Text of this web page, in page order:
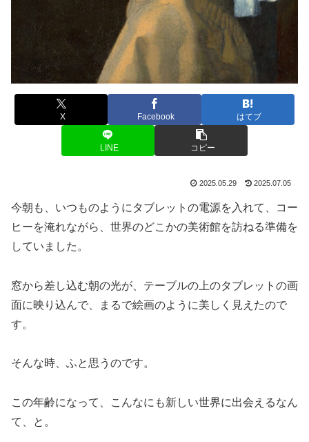
X Facebook はてブ
LINE コピー
2025.05.29 2025.07.05
今朝も、いつものようにタブレットの電源を入れて、コー
ヒーを淹れながら、世界のどこかの美術館を訪ねる準備を
していました。
窓から差し込む朝の光が、テーブルの上のタブレットの画
面に映り込んで、まるで絵画のように美しく見えたので
す。
そんな時、ふと思うのです。
この年齢になって、こんなにも新しい世界に出会えるなん
て、と。